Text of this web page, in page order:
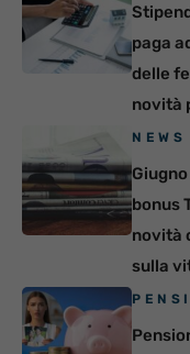
paga
delle
novità
NEWS
bonus
novità
sulla